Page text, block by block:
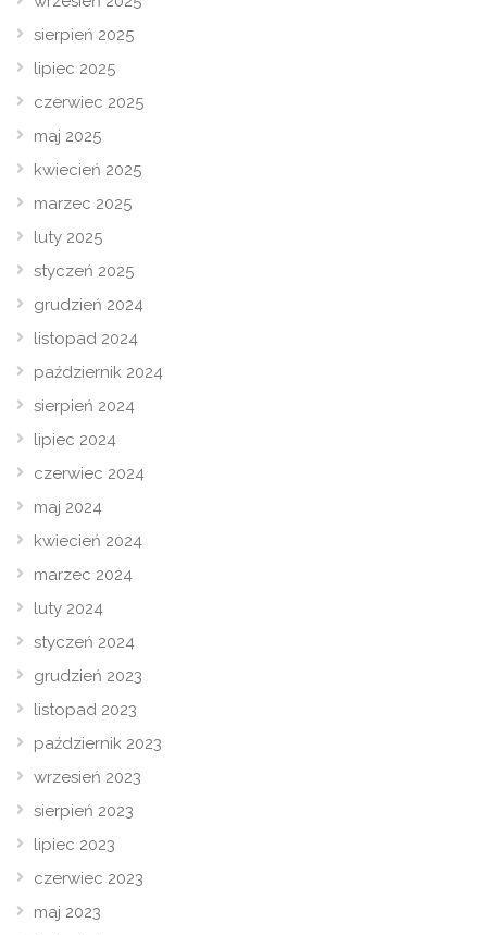
sierpień 2025
lipiec 2025
czerwiec 2025
maj 2025
kwiecień 2025
marzec 2025
luty 2025
styczeń 2025
grudzień 2024
listopad 2024
październik 2024
sierpień 2024
lipiec 2024
czerwiec 2024
maj 2024
kwiecień 2024
marzec 2024
luty 2024
styczeń 2024
grudzień 2023
listopad 2023
październik 2023
wrzesień 2023
sierpień 2023
lipiec 2023
czerwiec 2023
maj 2023